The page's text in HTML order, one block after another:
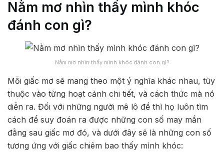
Nằm mơ nhìn thấy mình khóc
đánh con gì?
Nằm mơ nhìn thấy mình khóc đánh con gì?
Mỗi giấc mơ sẽ mang theo một ý nghĩa khác nhau, tùy
thuộc vào từng hoạt cảnh chi tiết, và cách thức mà nó
diễn ra. Đối với những người mê lô đề thì họ luôn tìm
cách để suy đoán ra được những con số may mắn
đằng sau giấc mơ đó, và dưới đây sẽ là những con số
tương ứng với giấc chiêm bao thấy mình khóc: